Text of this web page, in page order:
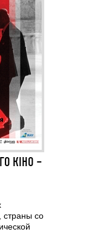
КІНО –
страны со